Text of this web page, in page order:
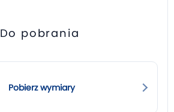
Do pobrania
Pobierz wymiary